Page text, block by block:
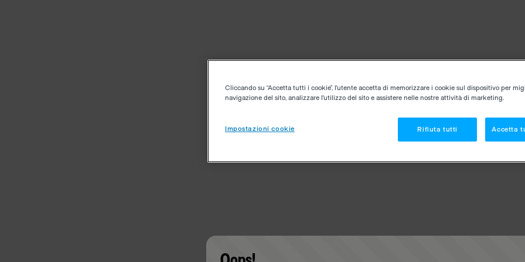
Cliccando su “Accetta tutti i cookie”, l'utente accetta di memorizzare i cookie sul dispositivo per
navigazione del sito, analizzare l'utilizzo del sito e assistere nelle nostre attività di marketing.
Impostazioni cookie Rifiuta tutti Accetta